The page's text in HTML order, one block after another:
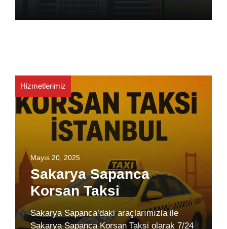
Hizmetlerimiz
Mayıs 20, 2025
Sakarya Sapanca
Korsan Taksi
Sakarya Sapanca’daki araçlarımızla ile
Sakarya Sapanca Korsan Taksi olarak 7/24